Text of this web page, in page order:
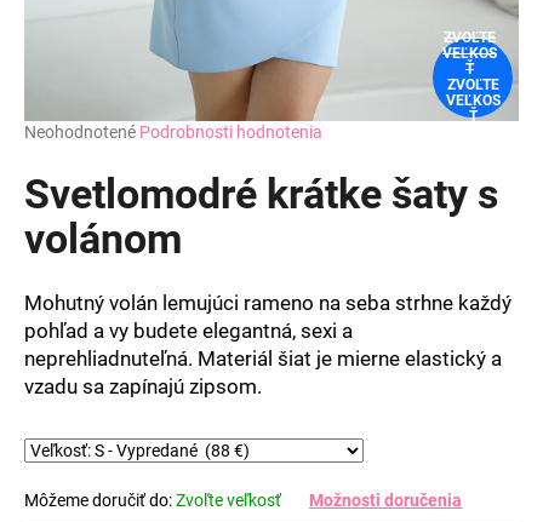
Priemerné
produktu
je
z
hviezdičiek.
Neohodnotené Podrobnosti hodnotenia
Svetlomodré krátke šaty s
volánom
Mohutný volán lemujúci rameno na seba strhne každý
pohľad a vy budete elegantná, sexi a
neprehliadnuteľná. Materiál šiat je mierne elastický a
vzadu sa zapínajú zipsom.
Môžeme doručiť do:Zvoľte veľkosť Možnosti doručenia
ZVOĽTE
VEĽKOS
Ť
ZVOĽTE
VEĽKOS
Ť